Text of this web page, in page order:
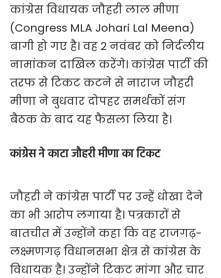
कांग्रेस विधायक जौहरी लाल मीणा
(Congress MLA Johari Lal Meena)
बागी हो गए है। वह 2 नवंबर को निर्दलीय
नामांकन दाखिल करेंगे। कांग्रेस पार्टी की
तरफ से टिकट कटने से नाराज जौहरी
मीणा ने बुधवार दोपहर समर्थकों संग
बैठक के बाद यह फैसला लिया है।
कांग्रेस ने काटा जौहरी मीणा का टिकट
जौहरी ने कांग्रेस पार्टी पर उन्हें धोखा देने
का भी आरोप लगाया है। पत्रकारों से
बातचीत में उन्होंने कहा कि वह राजगढ़-
लक्ष्मणगढ़ विधानसभा क्षेत्र से कांग्रेस के
विधायक है। उन्होंने टिकट मांगा और चार